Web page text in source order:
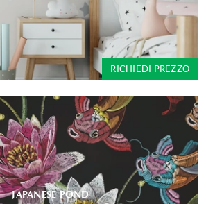
RICHIEDI PREZZO
JAPANESE POND